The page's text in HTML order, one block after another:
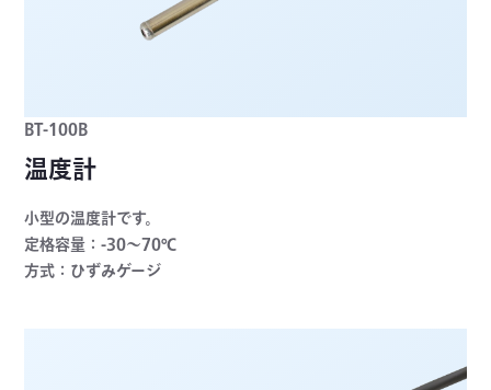
BT-100B
温度計
小型の温度計です。
定格容量：-30～70℃
方式：ひずみゲージ